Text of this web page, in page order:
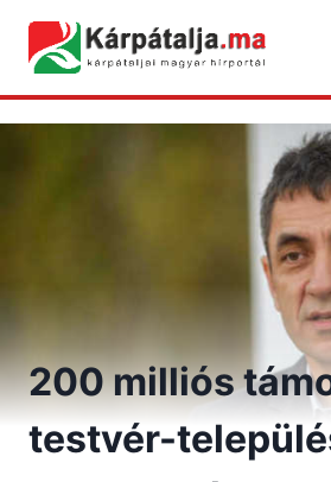
content
200 milliós
testvér-